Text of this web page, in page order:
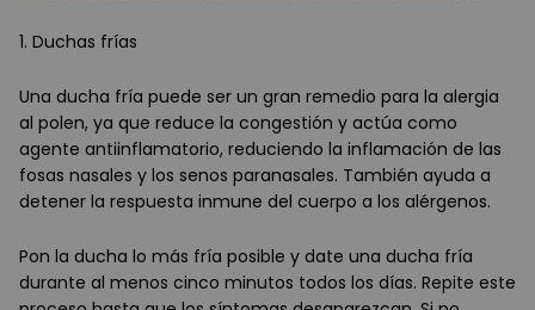
1. Duchas frías
Una ducha fría puede ser un gran remedio para la alergia
al polen, ya que reduce la congestión y actúa como
agente antiinflamatorio, reduciendo la inflamación de las
fosas nasales y los senos paranasales. También ayuda a
detener la respuesta inmune del cuerpo a los alérgenos.
Pon la ducha lo más fría posible y date una ducha fría
durante al menos cinco minutos todos los días. Repite este